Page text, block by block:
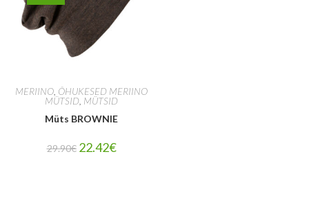
MERIINO ÕHUKESED MERIINO
MÜTSID MÜTSID
Müts BROWNIE
29.90€ 22.42€